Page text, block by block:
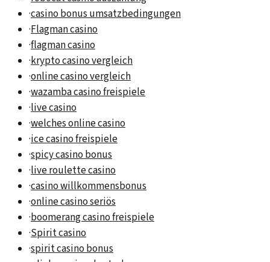
·casino bonus umsatzbedingungen
·Flagman casino
·flagman casino
·krypto casino vergleich
·online casino vergleich
·wazamba casino freispiele
·live casino
·welches online casino
·ice casino freispiele
·spicy casino bonus
·live roulette casino
·casino willkommensbonus
·online casino seriös
·boomerang casino freispiele
·Spirit casino
·spirit casino bonus